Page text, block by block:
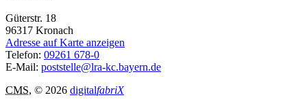
Güterstr. 18
96317 Kronach
Adresse auf Karte anzeigen
Telefon: 09261 678-0
E-Mail: poststelle@lra-kc.bayern.de
CMS, © 2026 digitalfabriX